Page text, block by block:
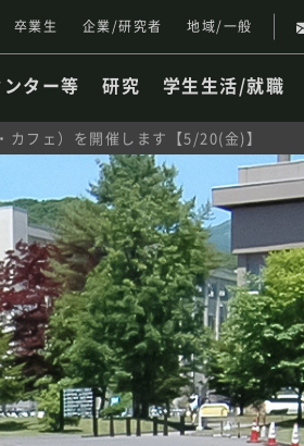
卒業生 企業/研究者 地域/一般
ター等 研究 学生生活/就職
フェ）を開催します【5/20(金)】